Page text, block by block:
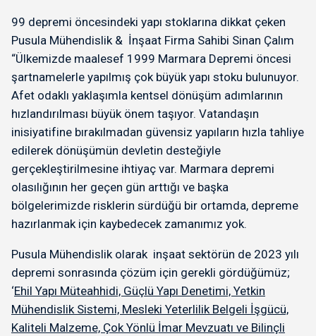
99 depremi öncesindeki yapı stoklarına dikkat çeken
Pusula Mühendislik & İnşaat Firma Sahibi Sinan Çalım
“Ülkemizde maalesef 1999 Marmara Depremi öncesi
şartnamelerle yapılmış çok büyük yapı stoku bulunuyor.
Afet odaklı yaklaşımla kentsel dönüşüm adımlarının
hızlandırılması büyük önem taşıyor. Vatandaşın
inisiyatifine bırakılmadan güvensiz yapıların hızla tahliye
edilerek dönüşümün devletin desteğiyle
gerçekleştirilmesine ihtiyaç var. Marmara depremi
olasılığının her geçen gün arttığı ve başka
bölgelerimizde risklerin sürdüğü bir ortamda, depreme
hazırlanmak için kaybedecek zamanımız yok.
Pusula Mühendislik olarak inşaat sektörün de 2023 yılı
depremi sonrasında çözüm için gerekli gördüğümüz;
‘Ehil Yapı Müteahhidi, Güçlü Yapı Denetimi, Yetkin
Mühendislik Sistemi, Mesleki Yeterlilik Belgeli İşgücü,
Kaliteli Malzeme, Çok Yönlü İmar Mevzuatı ve Bilinçli